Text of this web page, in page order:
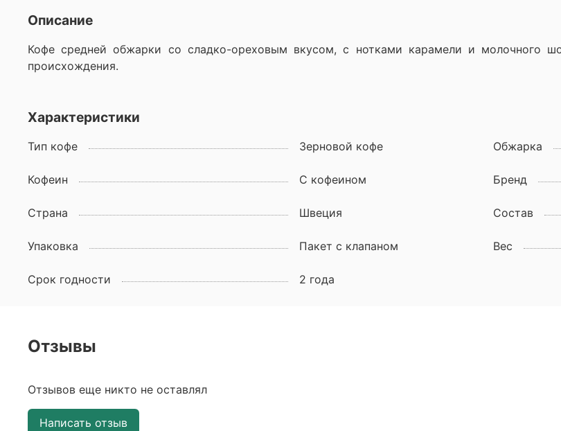
Описание
Кофе средней обжарки со сладко-ореховым вкусом, с нотками карамели и молочного
происхождения.
Характеристики
Тип кофе Зерновой кофе Обжарка
Кофеин С кофеином Бренд
Страна Швеция Состав
Упаковка Пакет с клапаном Вес
Срок годности 2 года
Отзывы
Отзывов еще никто не оставлял
Написать отзыв